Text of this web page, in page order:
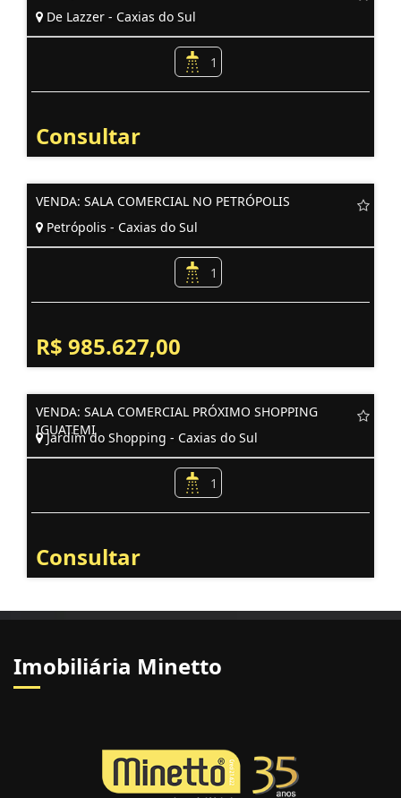
De Lazzer - Caxias do Sul
1
Consultar
VENDA: SALA COMERCIAL NO PETRÓPOLIS
Petrópolis - Caxias do Sul
1
R$ 985.627,00
VENDA: SALA COMERCIAL PRÓXIMO SHOPPING
IGUATEMI
Jardim do Shopping - Caxias do Sul
1
Consultar
Imobiliária Minetto